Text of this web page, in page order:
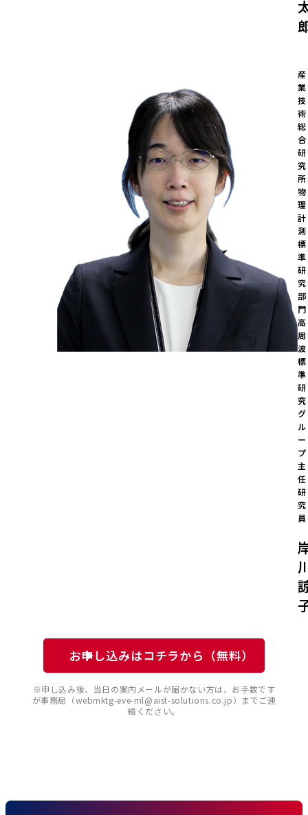
産
業
技
術
総
合
研
究
所
物
理
計
測
標
準
研
究
部
門
高
周
波
標
準
研
究
グ
ル
ー
プ
主
任
研
究
員
お申し込みはコチラから（無料）
※申し込み後、当日の案内メールが届かない方は、お手数です
が事務局（webmktg-eve-ml@aist-solutions.co.jp）までご連
絡ください。